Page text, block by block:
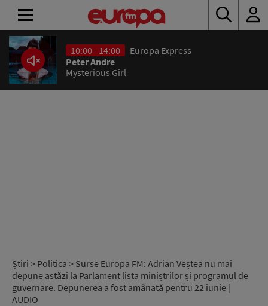
10:00 - 14:00
Europa Express
Peter Andre
Mysterious Girl
Știri > Politica > Surse Europa FM: Adrian Veștea nu mai
depune astăzi la Parlament lista miniștrilor și programul de
guvernare. Depunerea a fost amânată pentru 22 iunie |
AUDIO
ACASĂ
ȘTIRI